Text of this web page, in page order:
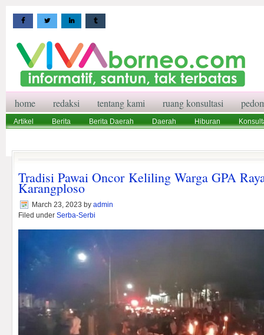
home redaksi tentang kami ruang konsultasi
Artikel Berita Berita Daerah Daerah Hiburan
Tradisi Pawai Oncor Keliling Warga GPA
Karangploso
March 23, 2023 by admin
Filed under Serba-Serbi